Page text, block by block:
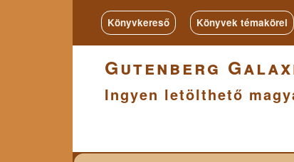
Könyvkereső Könyvek témakörei
Gutenberg
Ingyen letölthető